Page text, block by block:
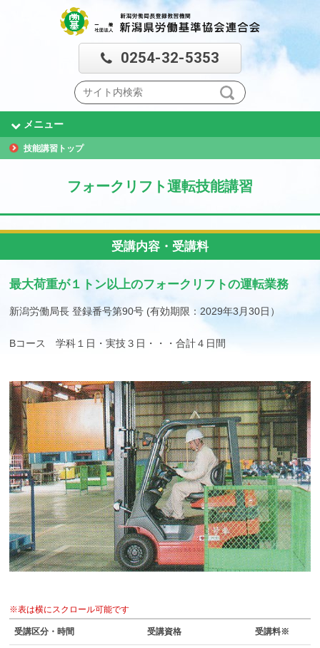
0254-32-5353
メニュー
技能講習トップ
フォークリフト運転技能講習
受講内容・受講料
最大荷重が１トン以上のフォークリフトの運転業務
新潟労働局長 登録番号第90号 (有効期限：2029年3月30日）
Bコース 学科１日・実技３日・・・合計４日間
※表は横にスクロール可能です
受講区分・時間 受講資格 受講料※